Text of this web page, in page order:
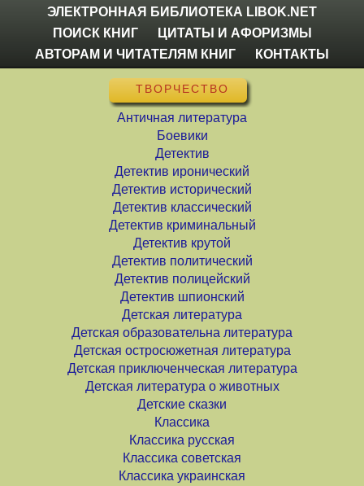
ЭЛЕКТРОННАЯ БИБЛИОТЕКА LIBOK.NET
ПОИСК КНИГ
ЦИТАТЫ И АФОРИЗМЫ
АВТОРАМ И ЧИТАТЕЛЯМ КНИГ
КОНТАКТЫ
ТВОРЧЕСТВО
Античная литература
Боевики
Детектив
Детектив иронический
Детектив исторический
Детектив классический
Детектив криминальный
Детектив крутой
Детектив политический
Детектив полицейский
Детектив шпионский
Детская литература
Детская образовательна литература
Детская остросюжетная литература
Детская приключенческая литература
Детская литература о животных
Детские сказки
Классика
Классика русская
Классика советская
Классика украинская